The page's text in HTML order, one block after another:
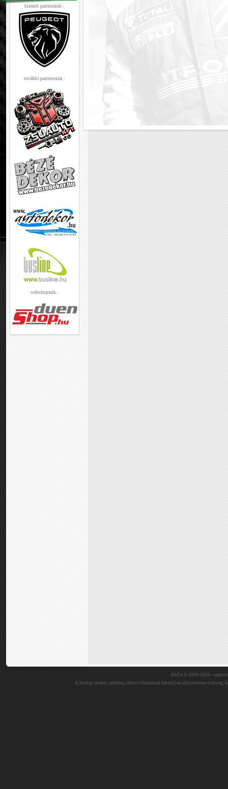
kiemelt partnerünk :
további partnereink :
webshopunk :
DuEn © 1999-2026 •
A honlap eredeti tartalma, illetve oldalainak bármilyen alkotóeleme (szöveg,